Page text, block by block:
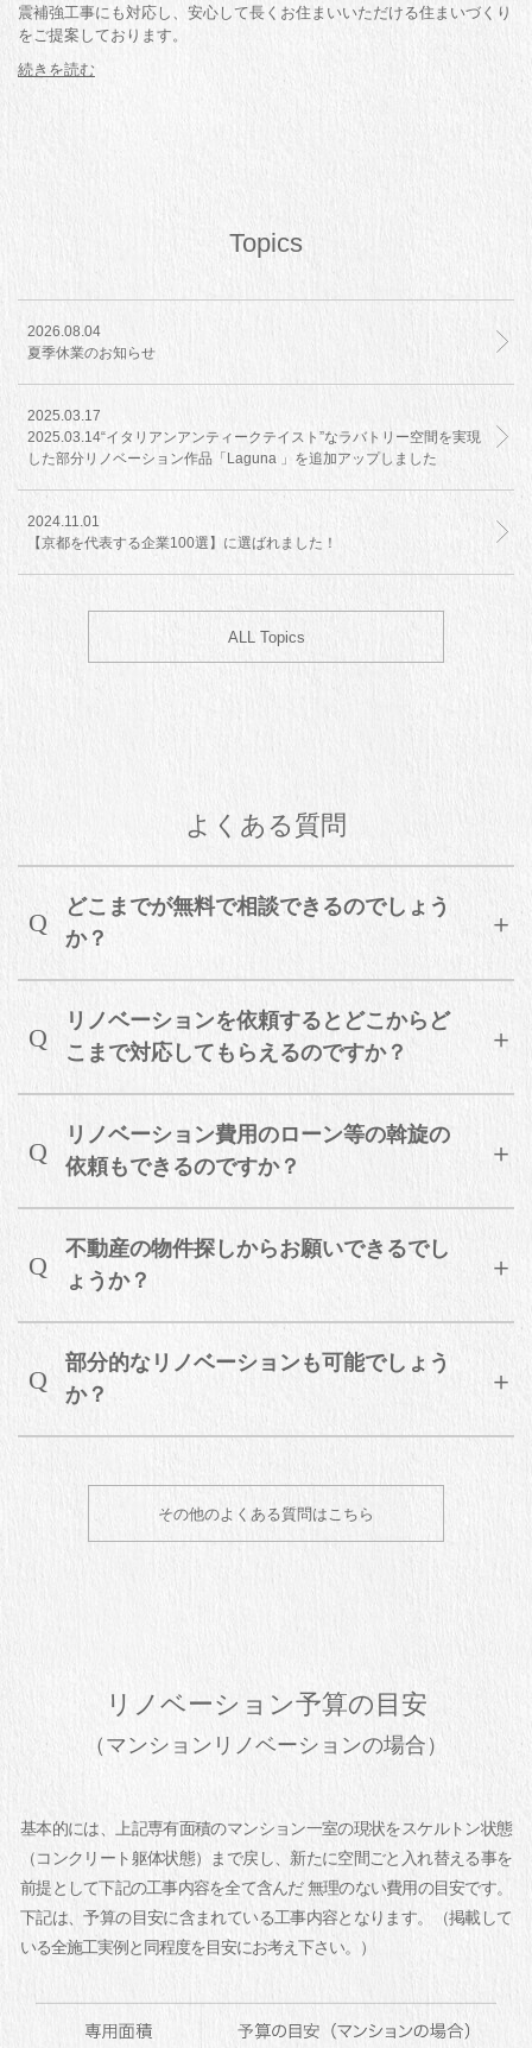
震補強工事にも対応し、安心して長くお住まいいただける住まいづくり
をご提案しております。
Topics
2026.08.04
夏季休業のお知らせ
2025.03.17
2025.03.14“イタリアンアンティークテイスト”なラバトリー空間を実現
した部分リノベーション作品「Laguna 」を追加アップしました
2024.11.01
【京都を代表する企業100選】に選ばれました！
ALL Topics
よくある質問
どこまでが無料で相談できるのでしょう
か？
リノベーションを依頼するとどこからど
こまで対応してもらえるのですか？
リノベーション費用のローン等の斡旋の
依頼もできるのですか？
不動産の物件探しからお願いできるでし
ょうか？
部分的なリノベーションも可能でしょう
か？
その他のよくある質問はこちら
リノベーション予算の目安
（マンションリノベーションの場合）
基本的には、上記専有面積のマンション一室の現状をスケルトン状態
（コンクリート躯体状態）まで戻し、新たに空間ごと入れ替える事を
前提として下記の工事内容を全て含んだ 無理のない費用の目安です。
下記は、予算の目安に含まれている工事内容となります。（掲載して
いる全施工実例と同程度を目安にお考え下さい。）